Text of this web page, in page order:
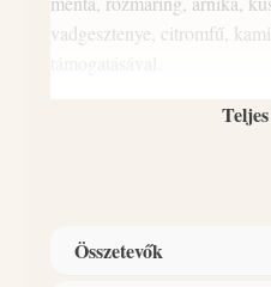
vadgesztenye, citromfű,
Tökéletes választás edzés
GINGER Boost – erőteljes,
Összetevők